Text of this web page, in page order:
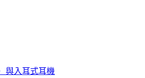
與入耳式耳機